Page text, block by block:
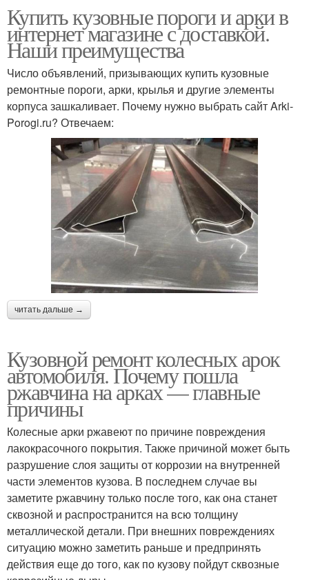
Купить кузовные пороги и арки в
интернет магазине с доставкой.
Наши преимущества
Число объявлений, призывающих купить кузовные
ремонтные пороги, арки, крылья и другие элементы
корпуса зашкаливает. Почему нужно выбрать сайт Arki-
Porogi.ru? Отвечаем:
читать дальше →
Кузовной ремонт колесных арок
автомобиля. Почему пошла
ржавчина на арках — главные
причины
Колесные арки ржавеют по причине повреждения
лакокрасочного покрытия. Также причиной может быть
разрушение слоя защиты от коррозии на внутренней
части элементов кузова. В последнем случае вы
заметите ржавчину только после того, как она станет
сквозной и распространится на всю толщину
металлической детали. При внешних повреждениях
ситуацию можно заметить раньше и предпринять
действия еще до того, как по кузову пойдут сквозные